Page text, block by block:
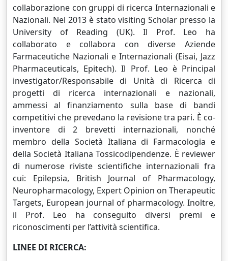
collaborazione con gruppi di ricerca Internazionali e
Nazionali. Nel 2013 è stato visiting Scholar presso la
University of Reading (UK). Il Prof. Leo ha
collaborato e collabora con diverse Aziende
Farmaceutiche Nazionali e Internazionali (Eisai, Jazz
Pharmaceuticals, Epitech). Il Prof. Leo è Principal
investigator/Responsabile di Unità di Ricerca di
progetti di ricerca internazionali e nazionali,
ammessi al finanziamento sulla base di bandi
competitivi che prevedano la revisione tra pari. È co-
inventore di 2 brevetti internazionali, nonché
membro della Società Italiana di Farmacologia e
della Società Italiana Tossicodipendenze. È reviewer
di numerose riviste scientifiche internazionali fra
cui: Epilepsia, British Journal of Pharmacology,
Neuropharmacology, Expert Opinion on Therapeutic
Targets, European journal of pharmacology. Inoltre,
il Prof. Leo ha conseguito diversi premi e
riconoscimenti per l’attività scientifica.
LINEE DI RICERCA: